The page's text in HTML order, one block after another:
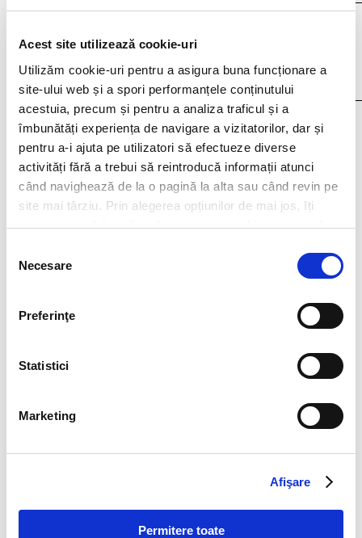
Acest site utilizează cookie-uri
Utilizăm cookie-uri pentru a asigura buna funcționare a
site-ului web și a spori performanțele conținutului
acestuia, precum și pentru a analiza traficul și a
îmbunătăți experiența de navigare a vizitatorilor, dar și
pentru a-i ajuta pe utilizatori să efectueze diverse
activități fără a trebui să reintroducă informații atunci
când navighează de la o pagină la alta sau când revin pe
site mai târziu. Prin alegerea opțiunilor de mai jos, îți
exprimi acordul explicit de stocare a cookies pe care le-
consimțământului
Necesare
Preferinţe
Statistici
Marketing
Afişare
Permitere toate
I agree that my personal data contained in my resume, as well as in other
documents submitted to Filip & Company for recruitment purposes (such as
cover letter, any recommendations provided, if applicable) to be stored and
processed by Filip & Company in connection with the creation of a recruitment
database and to be contacted by Filip & Company for new
employment/collaboration opportunities by using the contact details included
in my resume.More details here.
Think ahead!